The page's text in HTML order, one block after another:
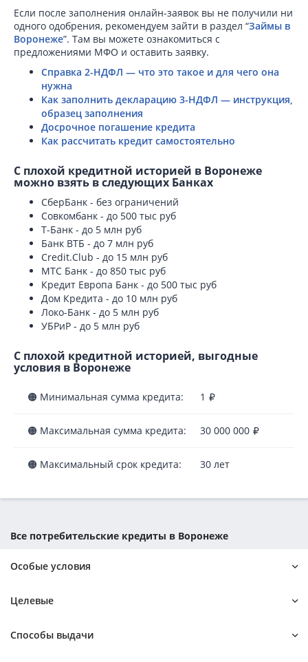
Если после заполнения онлайн-заявок вы не получили ни
одного одобрения, рекомендуем зайти в раздел “Займы в
Воронеже”. Там вы можете ознакомиться с
предложениями МФО и оставить заявку.
Справка 2-НДФЛ — что это такое и для чего она
нужна
Как заполнить декларацию 3-НДФЛ — инструкция,
образец заполнения
Досрочное погашение кредита
Как рассчитать кредит самостоятельно
С плохой кредитной историей в Воронеже
можно взять в следующих Банках
СберБанк - без ограничений
Совкомбанк - до 500 тыс руб
Т-Банк - до 5 млн руб
Банк ВТБ - до 7 млн руб
Credit.Club - до 15 млн руб
МТС Банк - до 850 тыс руб
Кредит Европа Банк - до 500 тыс руб
Дом Кредита - до 10 млн руб
Локо-Банк - до 5 млн руб
УБРиР - до 5 млн руб
С плохой кредитной историей, выгодные
условия в Воронеже
🟠 Минимальная сумма кредита: 1
🟠 Максимальная сумма кредита: 30 000 000
🟠 Максимальный срок кредита: 30 лет
Все потребительские кредиты в Воронеже
Особые условия
Без справок и поручителей
Без справок
Целевые
На товар
На технику
Способы выдачи